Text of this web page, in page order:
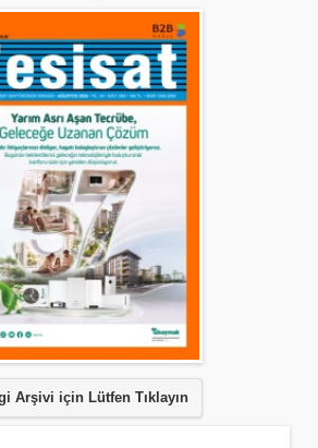
Arşivi için Lütfen Tıklayın